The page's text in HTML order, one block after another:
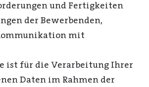
und Fertigkeiten
der Bewerbenden,
mit
ist für die Verarbeitung Ihrer
Daten im Rahmen der